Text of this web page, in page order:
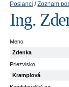
Poslanci Zoznam
Ing.
Meno
Zdenka
Priezvisko
Kramplová